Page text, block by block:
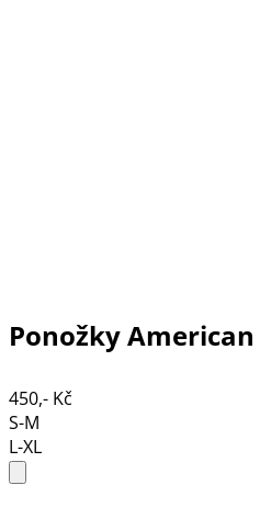
Ponožky
450,- Kč
S-M
L-XL